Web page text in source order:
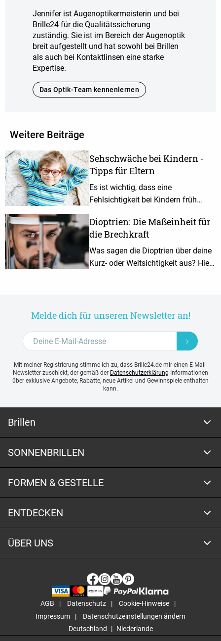
Jennifer ist Augenoptikermeisterin und bei
Brille24 für die Qualitätssicherung
zuständig. Sie ist im Bereich der Augenoptik
breit aufgestellt und hat sowohl bei Brillen
als auch bei Kontaktlinsen eine starke
Expertise.
Das Optik-Team kennenlernen
Weitere Beiträge
Sehschwäche bei Kindern -
Tipps für Eltern
Es ist wichtig, dass eine
Fehlsichtigkeit bei Kindern früh
Brille bekommen. Worauf geachtet
werden muss, erfährst du hier.
Dioptrien: Die Maßeinheit für
die Brechkraft
Was sagen die Dioptrien über deine
Kurz- oder Weitsichtigkeit aus? Hier
Melde dich für unseren Newsletter an!
Mit meiner Registrierung stimme ich zu, dass Brille24.de mir einen E-Mail-
Newsletter zuschickt, der gemäß der Datenschutzerklärung Informationen
über exklusive Angebote, Rabatte, neue Artikel und Gewinnspiele enthalten
kann.
Brillen
SONNENBRILLEN
FORMEN & GESTELLE
ENTDECKEN
ÜBER UNS
AGB Datenschutz
Cookie-Hinweise
Impressum
Datenschutzeinstellungen ändern
Deutschland
Niederlande